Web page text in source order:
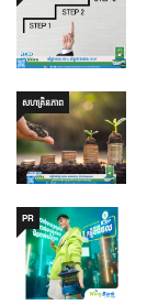
សហគ្រិនភាព
PR